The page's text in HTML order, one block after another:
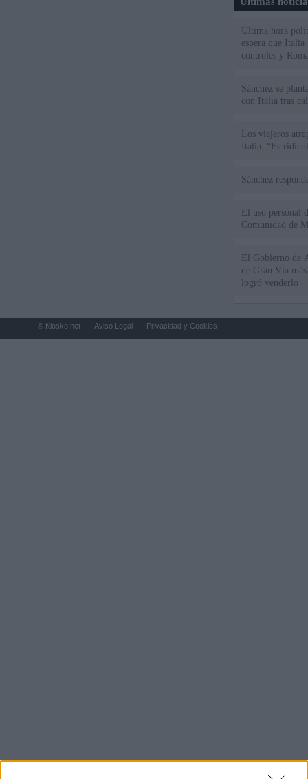
Última hora
espera que
controles y
Sánchez se
con Italia tras
Los viajeros
Italia: “Es
Sánchez
El uso personal
Comunidad de
El Gobierno de
de Gran Vía
logró venderlo
© Kiosko.net Aviso Legal Privacidad y Cookies